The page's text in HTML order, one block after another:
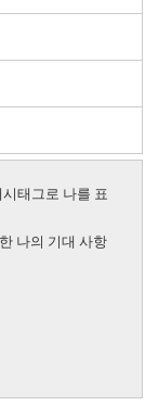
태그로 나를 표
나의 기대 사항